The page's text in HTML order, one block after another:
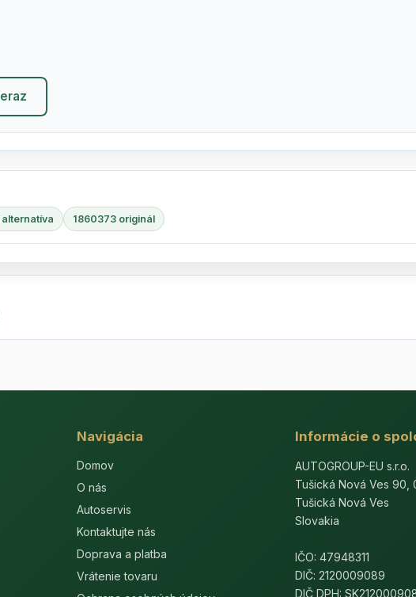
1860373 originál
Navigácia
Domov
O nás
Autoservis
Kontaktujte nás
Doprava a platba
Vrátenie tovaru
Informácie o
AUTOGROUP-EU s.r.o.
Tušická Nová Ves 90,
Tušická Nová Ves
Slovakia
IČO: 47948311
DIČ: 2120009089
DIČ DPH: